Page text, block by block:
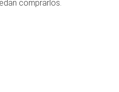
comprarlos.